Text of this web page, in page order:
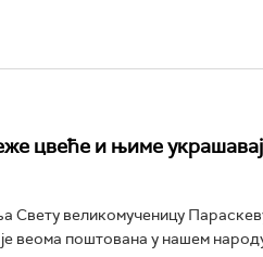
цвеће и њиме
Свету великомученицу
веома поштована у нашем